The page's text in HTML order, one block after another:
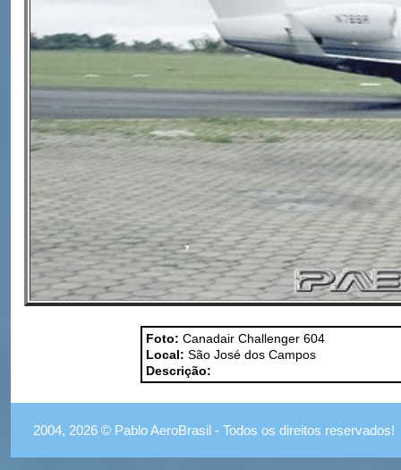
Foto: Canadair Challenger 604
Local: São José dos Campos
Descrição:
2004, 2026 © Pablo AeroBrasil - Todos os direitos reservados!